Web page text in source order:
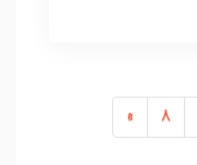
8
»